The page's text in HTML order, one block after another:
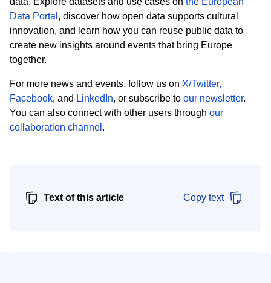
Data Portal , discover how open data supports cultural
innovation, and learn how you can reuse public data to
create new insights around events that bring Europe
together.
For more news and events, follow us on X/Twitter,
Facebook, and LinkedIn, or subscribe to our newsletter.
You can also connect with other users through our
collaboration channel .
Text of this article Copy text